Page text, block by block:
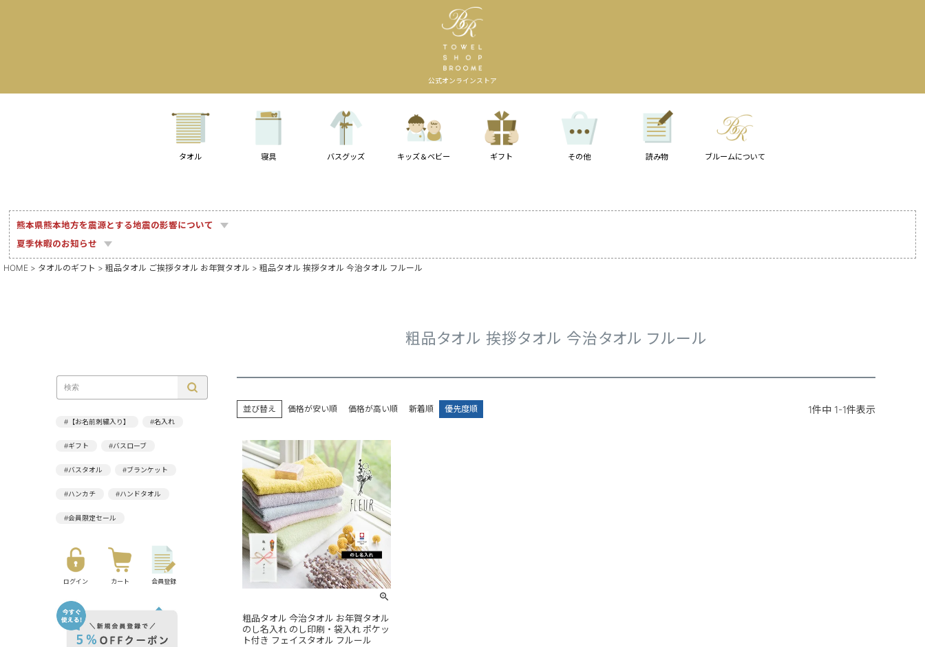
公式オンラインストア
タオル 寝具 バスグッズ キッズ＆ベビー ギフト その他 読み物 ブルームについて
熊本県熊本地方を震源とする地震の影響について
夏季休暇のお知らせ
HOME タオルのギフト 粗品タオル ご挨拶タオル お年賀タオル 粗品タオル 挨拶タオル 今治タオル フルール
#【お名前刺繍入り】 #名入れ
#ギフト #バスローブ
#バスタオル #ブランケット
#ハンカチ #ハンドタオル
#会員限定セール
ログイン カート 会員登録
粗品タオル 挨拶タオル 今治タオル フルール
並び替え 価格が安い順 価格が高い順 新着順 優先度順 1件中 1-1件表示
粗品タオル 今治タオル お年賀タオル
のし名入れ のし印刷・袋入れ ポケッ
ト付き フェイスタオル フルール